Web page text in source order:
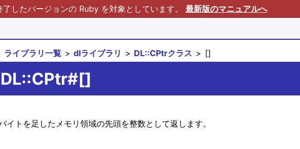
したバージョンの Ruby を対象としています。 最新版のマニュアルへ
ライブラリ一覧 dlライブラリ DL::CPtrクラス []
トを足したメモリ領域の先頭を整数として返します。